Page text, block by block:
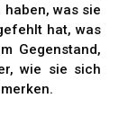
was sie
hat, was
Gegenstand,
wie sie sich